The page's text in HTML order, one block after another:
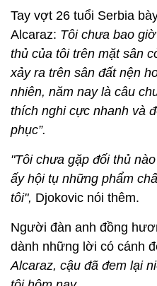
Tay vợt 26 tuổi Serbia
Alcaraz: Tôi chưa bao
thủ của tôi trên mặt sân
xảy ra trên sân đất nện
nhiên, năm nay là câu
thích nghi cực nhanh và
phục”.
"Tôi chưa gặp đối thủ
ấy hội tụ những phẩm
tôi", Djokovic nói thêm.
Người đàn anh đồng
dành những lời có cánh
Alcaraz, cậu đã đem lại